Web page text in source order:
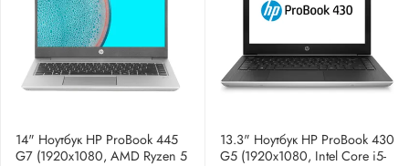
14" Ноутбук HP ProBook 445
G7 (1920x1080, AMD Ryzen 5
13.3" Ноутбук HP ProBook 430
G5 (1920x1080, Intel Core i5-